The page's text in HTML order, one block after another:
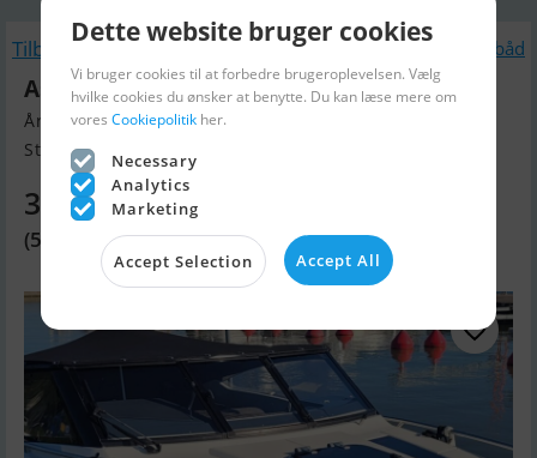
Tilbage Lignende Motorbåd
Askeladden C61
Årgang 2017, Motorbåd til salg
Stockholm, Sverige
372.890 DKK
(539.000 SEK)
Dette website bruger cookies
Vi bruger cookies til at forbedre brugeroplevelsen. Vælg
hvilke cookies du ønsker at benytte. Du kan læse mere om
vores Cookiepolitik her.
Necessary
Analytics
Marketing
Accept Selection Accept All